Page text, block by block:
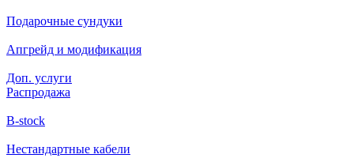
Подарочные сундуки
Апгрейд и модификация
Доп. услуги
Распродажа
B-stock
Нестандартные кабели